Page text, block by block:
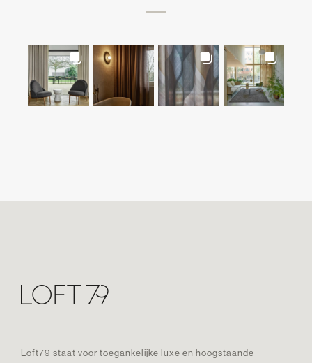
Loft79 staat voor toegankelijke luxe en hoogstaande